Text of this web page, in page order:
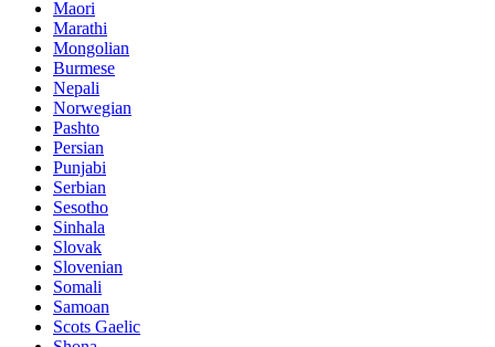
Maori
Marathi
Mongolian
Burmese
Nepali
Norwegian
Pashto
Persian
Punjabi
Serbian
Sesotho
Sinhala
Slovak
Slovenian
Somali
Samoan
Scots Gaelic